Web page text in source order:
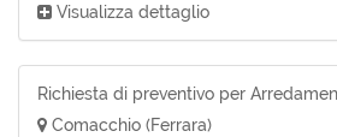
Visualizza dettaglio
Richiesta di preventivo per
Comacchio (Ferrara)